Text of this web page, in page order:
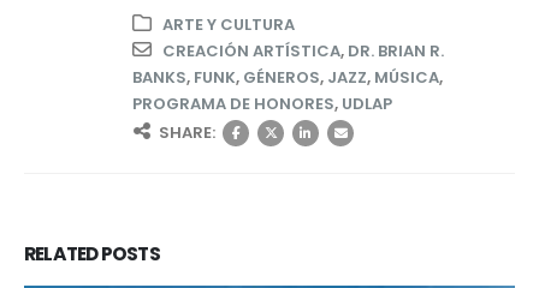
ARTE Y CULTURA
CREACIÓN ARTÍSTICA, DR. BRIAN R.
BANKS, FUNK, GÉNEROS, JAZZ, MÚSICA,
PROGRAMA DE HONORES, UDLAP
SHARE:
RELATEDPOSTS